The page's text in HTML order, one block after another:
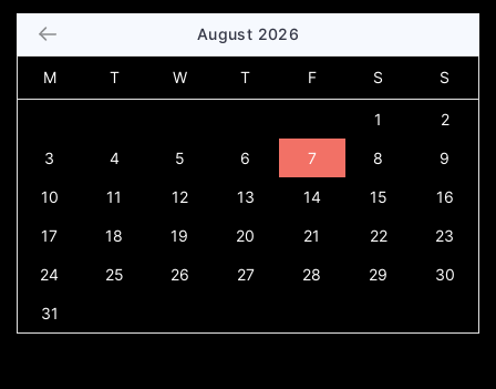
August 2026
M T W T F S S
1 2
3 4 5 6 7 8 9
10 11 12 13 14 15 16
17 18 19 20 21 22 23
24 25 26 27 28 29 30
31